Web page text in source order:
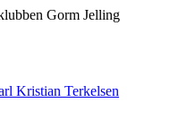
Gorm Jelling
Kristian Terkelsen